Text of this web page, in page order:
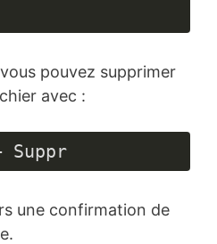
pouvez supprimer
avec :
Suppr
une confirmation de